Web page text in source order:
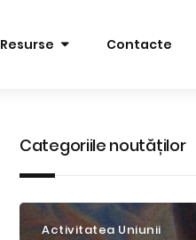
Resurse Contacte
Categoriile noutăților
Activitatea Uniunii